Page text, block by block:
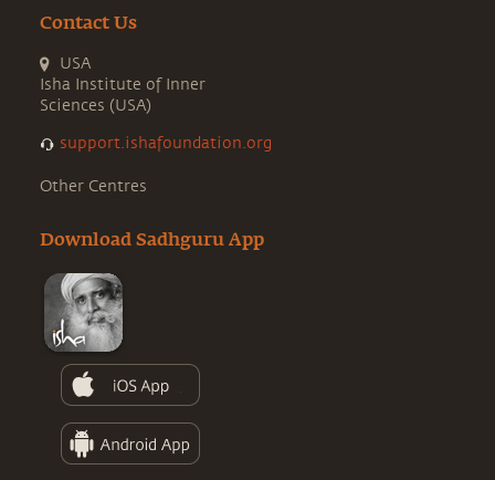
Contact Us
USA
Isha Institute of Inner
Sciences (USA)
support.ishafoundation.org
Other Centres
Download Sadhguru App